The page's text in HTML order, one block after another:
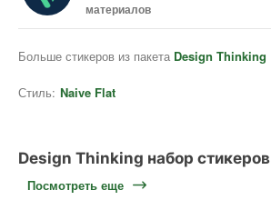
материалов
Больше стикеров из пакета Design Thinking
Стиль: Naive Flat
Design Thinking набор стикеров
Посмотреть еще